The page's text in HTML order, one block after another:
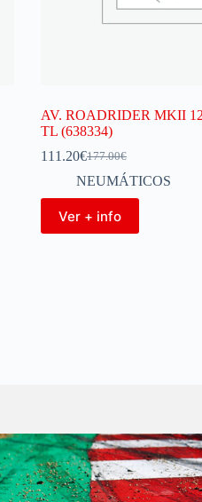
AV. ROADRIDER MKII
TL (638334)
177.00€
111.20€
NEUMÁTICOS
Ver + info